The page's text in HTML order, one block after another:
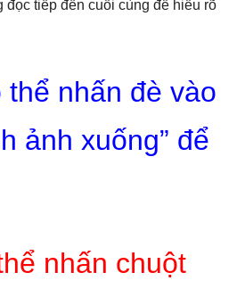
tiếp đến cuối cùng để hiểu rõ
nhấn đè vào
ảnh xuống” để
nhấn chuột